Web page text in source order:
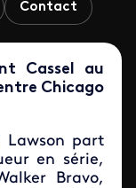
Contact
Cassel au
Chicago
Lawson part
en série,
Bravo,